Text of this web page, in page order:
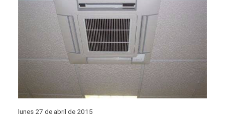
lunes 27 de abril de 2015